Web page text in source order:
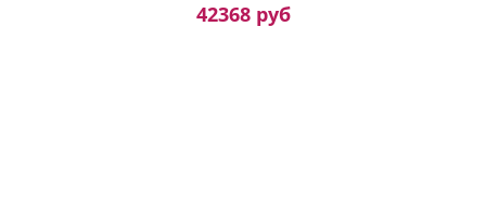
42368 руб